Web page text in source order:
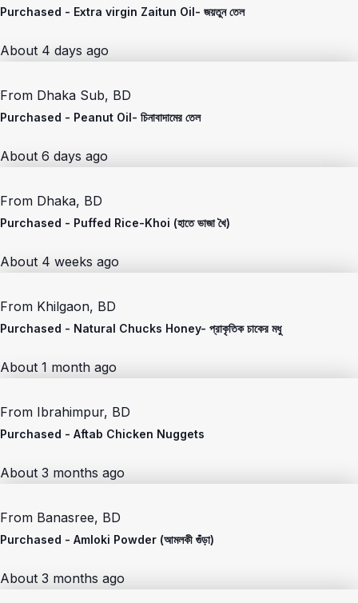
Purchased - Extra virgin Zaitun Oil- জয়তুন তেল
About 4 days ago
From Dhaka Sub, BD
Purchased - Peanut Oil- চিনাবাদামের তেল
About 6 days ago
From Dhaka, BD
Purchased - Puffed Rice-Khoi (হাতে ভাজা খৈ)
About 4 weeks ago
From Khilgaon, BD
Purchased - Natural Chucks Honey- প্রাকৃতিক চাকের মধু
About 1 month ago
From Ibrahimpur, BD
Purchased - Aftab Chicken Nuggets
About 3 months ago
From Banasree, BD
Purchased - Amloki Powder (আমলকী গুঁড়া)
About 3 months ago